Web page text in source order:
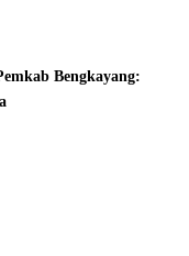
Bengkayang: